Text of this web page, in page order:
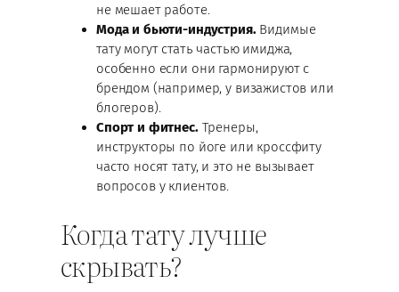
не мешает работе.
Мода и бьюти-индустрия.Видимые
тату могут стать частью имиджа,
особенно если они гармонируют с
брендом (например, у визажистов или
блогеров).
Спорт и фитнес.Тренеры,
инструкторы по йоге или кроссфиту
часто носят тату, и это не вызывает
вопросов у клиентов.
Когда тату лучше
скрывать?